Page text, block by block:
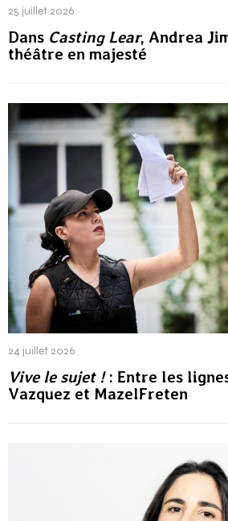
25 juillet 2026
Dans Casting Lear, Andrea
théâtre en majesté
24 juillet 2026
Vive le sujet !: Entre les
Vazquez et MazelFreten